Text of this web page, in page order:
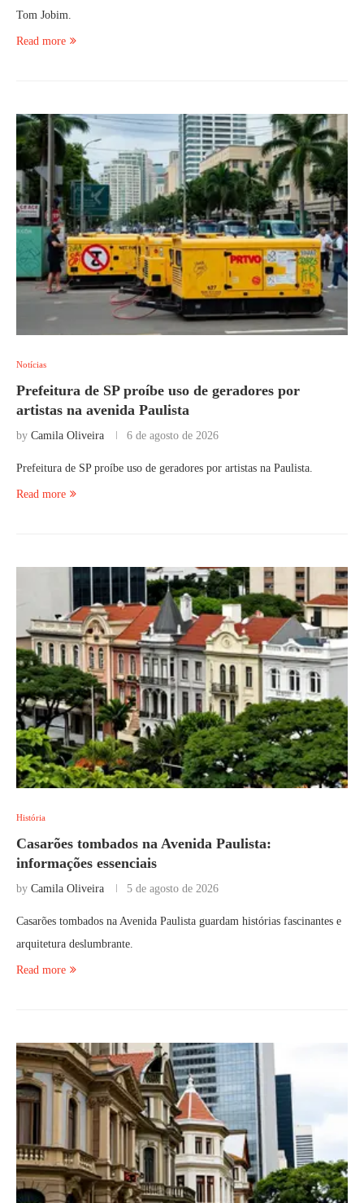
Tom Jobim.
Read more
Notícias
Prefeitura de SP proíbe uso de geradores por
artistas na avenida Paulista
by Camila Oliveira 6 de agosto de 2026
Prefeitura de SP proíbe uso de geradores por artistas na Paulista.
Read more
História
Casarões tombados na Avenida Paulista:
informações essenciais
by Camila Oliveira 5 de agosto de 2026
Casarões tombados na Avenida Paulista guardam histórias fascinantes e
arquitetura deslumbrante.
Read more